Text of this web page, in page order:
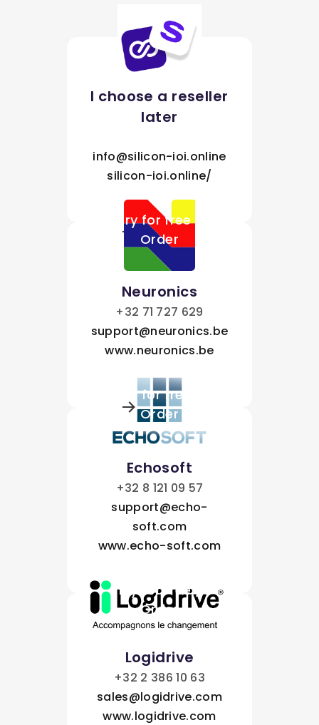
I choose a reseller
later
info@silicon-ioi.online
silicon-ioi.online/
Try for free /
Order
Neuronics
+32 71 727 629
support@neuronics.be
www.neuronics.be
Try for free /
Order
Echosoft
+32 8 121 09 57
support@echo-
soft.com
www.echo-soft.com
Try for free /
Order
Logidrive
+32 2 386 10 63
sales@logidrive.com
www.logidrive.com